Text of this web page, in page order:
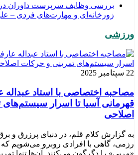
بررسی وظايف سرپرست داوران
زورخانه‌ای و مهارت‌های فردی –
ورزشی
22 سپتامبر 2025
مصاحبه اختصاصی با استاد عبداله
قهرمانی آسیا تا اسرار
اصلاحی
به گزارش کلام قلم، در دنیای پرزرق و
رزمی، گاهی با افرادی روبرو می‌شویم
«مربی» را دگرگون می‌کنند. آن‌ها تنها